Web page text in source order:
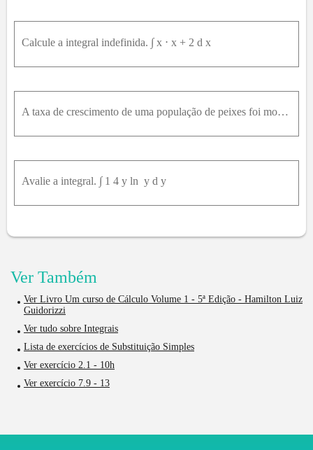
Calcule a integral indefinida. ∫ x ⋅ x + 2 d x
A taxa de crescimento de uma população de peixes foi modelada pela equação G(t) = 60000 \* e^(-0,6t) / (1 + 5 \* e^(-0,6t))^2Onde t é medido em anos e G em quilogramas por ano. Se a biomassa era de 25
Avalie a integral. ∫ 1 4 y ln ⁡ y d y
Ver Também
Ver Livro Um curso de Cálculo Volume 1 - 5ª Edição - Hamilton Luiz
Guidorizzi
Ver tudo sobre Integrais
Lista de exercícios de Substituição Simples
Ver exercício 2.1 - 10h
Ver exercício 7.9 - 13